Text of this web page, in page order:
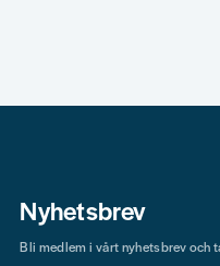
Nyhetsbrev
Bli medlem i vårt nyhetsbrev och